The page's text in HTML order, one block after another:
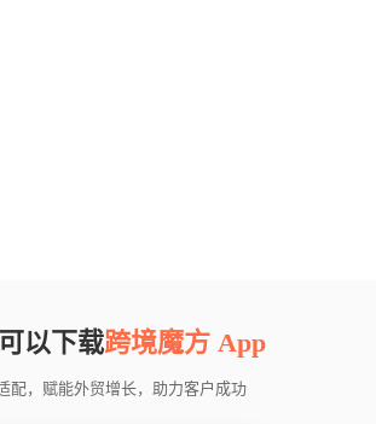
以下载跨境魔方 App
配，赋能外贸增长，助力客户成功